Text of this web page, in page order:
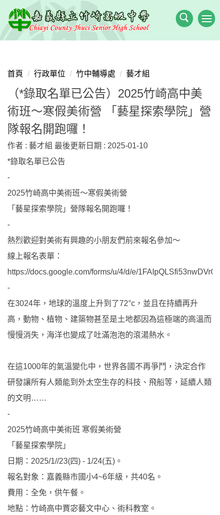
到
主
要
區
首頁 行政單位 竹中輔導處 藝才組
（*錄取名單已公告）2025竹崎高中美
術班～寒假美術營 「藝星探索學院」營
隊報名開跑囉！
作者 : 藝才組 最後更新日期 : 2025-01-10
*錄取名單已公告
-
2025竹崎高中美術班～寒假美術營
「藝星探索學院」營隊報名開跑囉！
-
熱烈歡迎對美術有興趣的小朋友們前來報名參加～
線上報名表單：
https://docs.google.com/forms/u/4/d/e/
-
在3024年，地球的溫度上升到了72°c，並且在持續再升
高，動物、植物、建築物甚至是土地都因為這極端的高溫而
慢慢消失，海洋也變成了吐滿泡泡的滾湯熱水。
在這1000年的氣溫變化中，世界各國不再爭鬥，決定合作
研發讓所有人類能到外太空生存的科技、飛船等，延續人類
的文明……
-
2025竹崎高中美術班 寒假美術營
「藝星探索學院」
日期：2025/1//23(四) - 1/24(五)。
報名對象：嘉義縣市國小4~6年級，共40名。
費用：全免，供午餐。
地點：竹崎高中賈宓藝文中心、術科教室。